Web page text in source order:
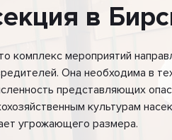
в
комплекс мероприятий
Она необходима в
представляющих
культурам
угрожающего размера.